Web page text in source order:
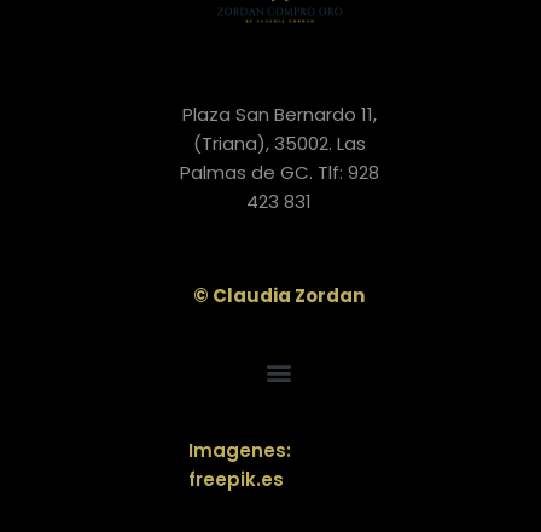
Plaza San Bernardo 11,
(Triana), 35002. Las
Palmas de GC. Tlf: 928
423 831
© Claudia Zordan
Imagenes:
freepik.es